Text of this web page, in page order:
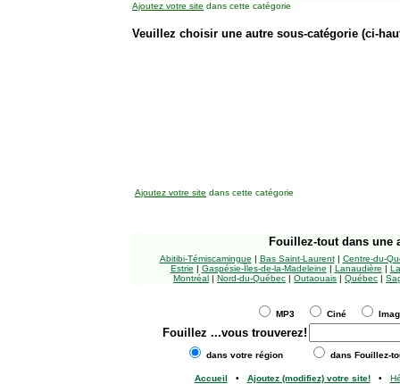
Ajoutez votre site dans cette catégorie
Veuillez choisir une autre sous-catégorie (ci-
Ajoutez votre site dans cette catégorie
Fouillez-tout dans une
Abitibi-Témiscamingue | Bas Saint-Laurent| Centre-du-
Estrie | Gaspésie-Îles-de-la-Madeleine | Lanaudière |
Montréal | Nord-du-Québec | Outaouais | Québec |
MP3 Ciné
Fouillez ...vous trouverez!
dans votre région dans Fouillez-
Accueil • Ajoutez (modifiez) votre site!•